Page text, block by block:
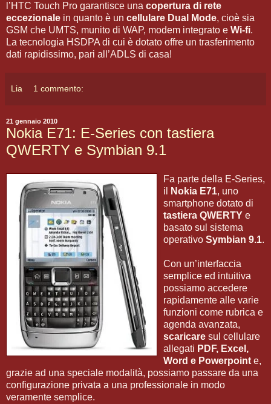
l’HTC Touch Pro garantisce una copertura di rete
eccezionale in quanto è un cellulare Dual Mode, cioè sia
GSM che UMTS, munito di WAP, modem integrato e Wi-fi.
La tecnologia HSDPA di cui è dotato offre un trasferimento
dati rapidissimo, pari all’ADLS di casa!
Lia 1 commento:
21 gennaio 2010
Nokia E71: E-Series con tastiera
QWERTY e Symbian 9.1
Fa parte della E-Series,
il
Nokia E71, uno
smartphone dotato di
tastiera QWERTY e
basato sul sistema
operativo Symbian 9.1.
Con un’interfaccia
semplice ed intuitiva
possiamo accedere
rapidamente alle varie
funzioni come rubrica e
agenda avanzata,
scaricare sul cellulare
allegati PDF, Excel,
Word e Powerpoint e,
grazie ad una speciale modalità, possiamo passare da una
configurazione privata a una professionale in modo
veramente semplice.